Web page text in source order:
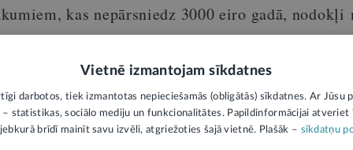
kas nepārsniedz 3000 eiro gadā, nodokļi
jāuzskaita un, kad tie gada laikā
jāreģistrē saimnieciskā darbība. Tas norādīts
informācijā“Saimnieciskās darbības veicēji”.
darbību, jāizvēlas nodokļu režīms. Izvēloties
Vietnē izmantojam sīkdatnes
darbotos, tiek izmantotas nepieciešamās (obligātās) sīkdatnes. Ar Jūsu
statistikas, sociālo mediju un funkcionalitātes. Papildinformācijai atveriet
brīdī mainīt savu izvēli, atgriežoties šajā vietnē. Plašāk – sīkdatņu